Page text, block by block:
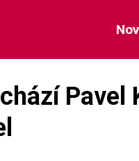
Pavel